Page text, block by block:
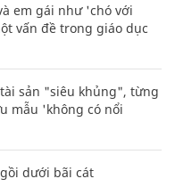
em gái như 'chó với
vấn đề trong giáo dục
sản "siêu khủng", từng
mẫu 'không có nổi
dưới bãi cát